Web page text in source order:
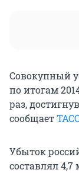
Совокупный
по итогам
раз,
сообщает
Убыток
составлял